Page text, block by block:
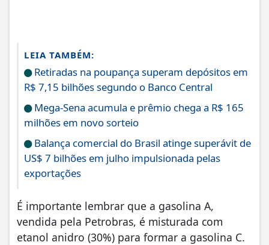
LEIA TAMBÉM:
Retiradas na poupança superam depósitos em
R$ 7,15 bilhões segundo o Banco Central
Mega-Sena acumula e prêmio chega a R$ 165
milhões em novo sorteio
Balança comercial do Brasil atinge superávit de
US$ 7 bilhões em julho impulsionada pelas
exportações
É importante lembrar que a gasolina A,
vendida pela Petrobras, é misturada com
etanol anidro (30%) para formar a gasolina C.